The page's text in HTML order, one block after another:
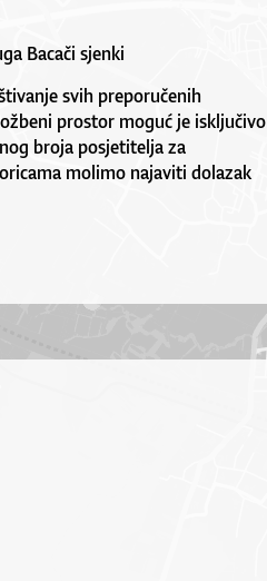
Bacači sjenki
svih preporučenih
prostor moguć je isključivo
broja posjetitelja za
molimo najaviti dolazak